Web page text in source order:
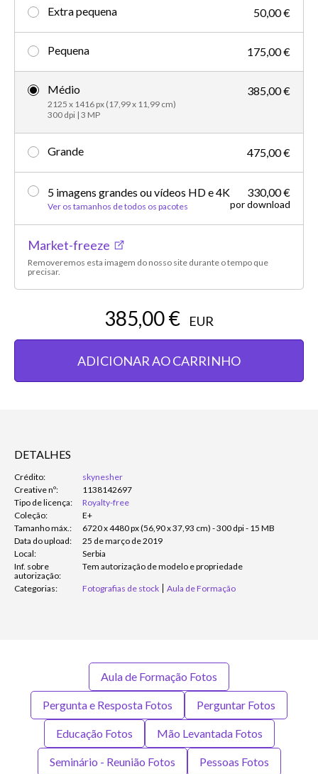
Extra pequena 50,00 €
Pequena 175,00 €
Médio
2125 x 1416 px (17,99 x 11,99 cm)
300 dpi | 3 MP
385,00 €
Grande 475,00 €
5 imagens grandes ou vídeos HD e 4K
Ver os tamanhos de todos os pacotes
330,00 €
por download
Market-freeze
Removeremos esta imagem do nosso site durante o tempo que
precisar.
385,00 € EUR
ADICIONAR AO CARRINHO
DETALHES
Crédito:
skynesher
Creative nº:
1138142697
Tipo de licença:
Royalty-free
Coleção:
E+
Tamanho máx.:
6720 x 4480 px (56,90 x 37,93 cm) - 300 dpi - 15 MB
Data do upload:
25 de março de 2019
Local:
Serbia
Inf. sobre
autorização:
Tem autorização de modelo e propriedade
Categorias: Fotografias de stock Aula de Formação
Aula de Formação Fotos
Pergunta e Resposta Fotos Perguntar Fotos
Educação Fotos Mão Levantada Fotos
Seminário - Reunião Fotos Pessoas Fotos